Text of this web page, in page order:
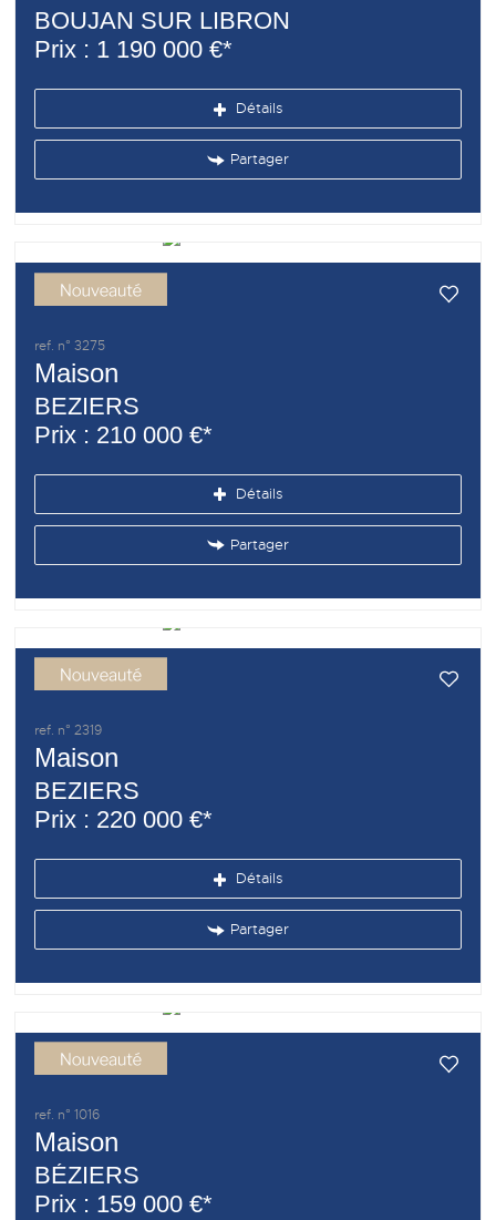
BOUJAN SUR LIBRON
Prix : 1 190 000 €*
Détails
Partager
ref. n° 3275
Maison
BEZIERS
Prix : 210 000 €*
Détails
Partager
ref. n° 2319
Maison
BEZIERS
Prix : 220 000 €*
Détails
Partager
ref. n° 1016
Maison
BÉZIERS
Prix : 159 000 €*